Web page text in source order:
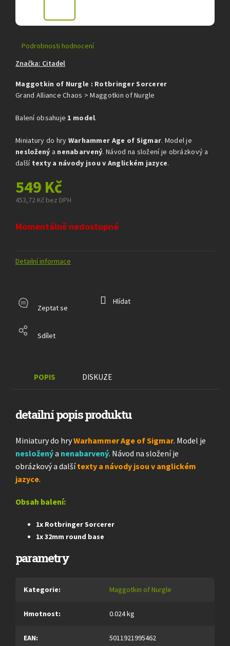
Průměrné
produktu
0,0
z
hvězdiček.
Podrobnosti hodnocení
Značka: Citadel
Maggotkin of Nurgle : Rotbringer Sorcerer
Grand Alliance Chaos > Maggotkin of Nurgle
Balení obsahuje 1 model.
Miniatury do hry Warhammer Age of Sigmar. Model je
nesložený a nenabarvený. Návod na složení je obrázkový a
další texty a návody jsou v Anglickém jazyce.
549 Kč
453,72 Kč bez DPH
cena:
Momentálně nedostupné
Detailní informace
Zeptat se
Hlídat
Sdílet
POPIS DISKUZE
detailní popis produktu
Miniatury do hryWarhammer Age of Sigmar. Model je
nesloženýa nenabarvený. Návod na složení je
obrázkový a dalšítexty a návody jsou v anglickém
jazyce.
Obsah balení:
1x Rotbringer Sorcerer
1x 32mm round base
parametry
Kategorie: Maggotkin of Nurgle
Hmotnost: 0.024 kg
EAN: 5011921995462